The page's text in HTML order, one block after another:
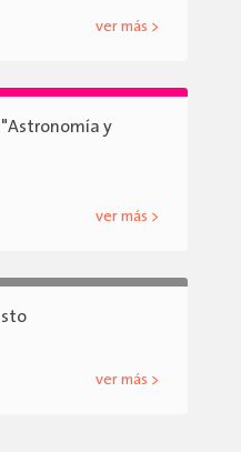
ver más >
"Astronomía y
ver más >
ver más >